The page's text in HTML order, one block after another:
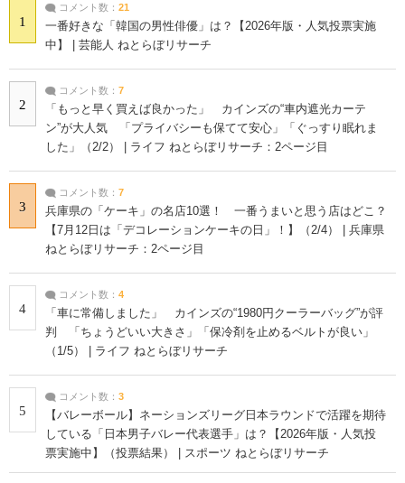
1
コメント数： 21
一番好きな「韓国の男性俳優」は？【2026年版・人気投票実施
中】 | 芸能人 ねとらぼリサーチ
2
コメント数： 7
「もっと早く買えば良かった」 カインズの“車内遮光カーテ
ン”が大人気 「プライバシーも保てて安心」「ぐっすり眠れま
した」（2/2） | ライフ ねとらぼリサーチ：2ページ目
3
コメント数： 7
兵庫県の「ケーキ」の名店10選！ 一番うまいと思う店はどこ？
【7月12日は「デコレーションケーキの日」！】（2/4） | 兵庫県
ねとらぼリサーチ：2ページ目
4
コメント数： 4
「車に常備しました」 カインズの“1980円クーラーバッグ”が評
判 「ちょうどいい大きさ」「保冷剤を止めるベルトが良い」
（1/5） | ライフ ねとらぼリサーチ
5
コメント数： 3
【バレーボール】ネーションズリーグ日本ラウンドで活躍を期待
している「日本男子バレー代表選手」は？【2026年版・人気投
票実施中】（投票結果） | スポーツ ねとらぼリサーチ